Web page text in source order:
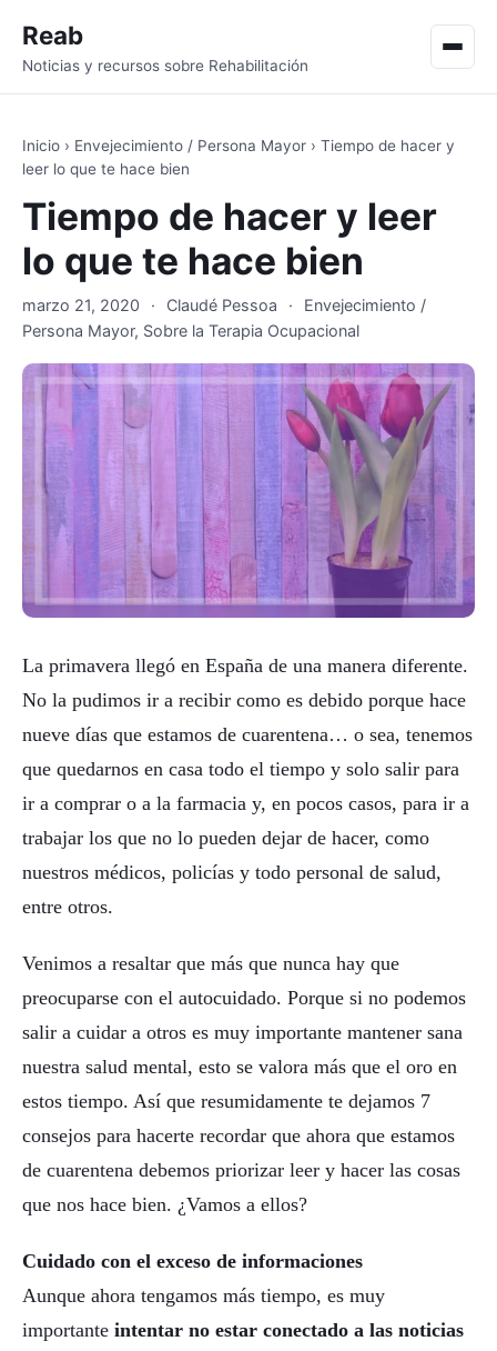
Reab
Noticias y recursos sobre Rehabilitación
Inicio › Envejecimiento / Persona Mayor › Tiempo de hacer y
leer lo que te hace bien
Tiempo de hacer y leer
lo que te hace bien
marzo 21, 2020 · Claudé Pessoa ·
Envejecimiento /
Persona Mayor, Sobre la Terapia Ocupacional
La primavera llegó en España de una manera diferente.
No la pudimos ir a recibir como es debido porque hace
nueve días que estamos de cuarentena… o sea, tenemos
que quedarnos en casa todo el tiempo y solo salir para
ir a comprar o a la farmacia y, en pocos casos, para ir a
trabajar los que no lo pueden dejar de hacer, como
nuestros médicos, policías y todo personal de salud,
entre otros.
Venimos a resaltar que más que nunca hay que
preocuparse con el autocuidado. Porque si no podemos
salir a cuidar a otros es muy importante mantener sana
nuestra salud mental, esto se valora más que el oro en
estos tiempo. Así que resumidamente te dejamos 7
consejos para hacerte recordar que ahora que estamos
de cuarentena debemos priorizar leer y hacer las cosas
que nos hace bien. ¿Vamos a ellos?
Cuidado con el exceso de informaciones
Aunque ahora tengamos más tiempo, es muy
importante intentar no estar conectado a las noticias